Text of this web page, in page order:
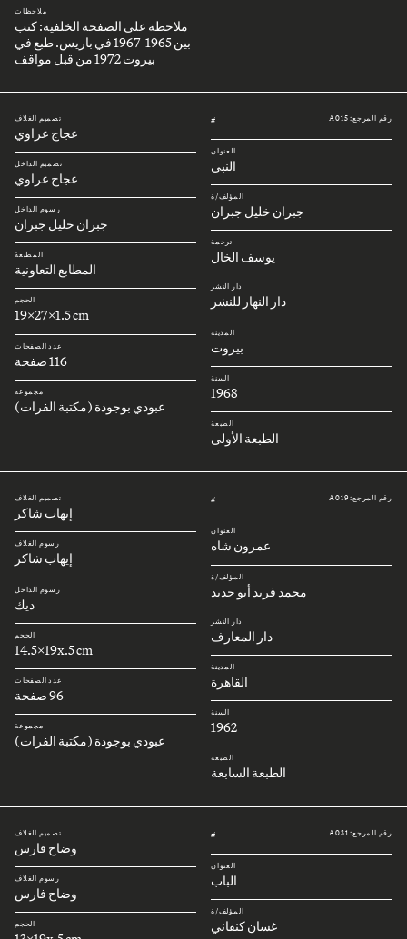
ملاحظات
ملاحظة على الصفحة الخلفية: كتب
بين 1965-1967 في باريس. طبع في
بيروت 1972 من قبل مواقف
رقم المرجع: A015 #
العنوان
النبي
المؤلف/ة
جبران خليل جبران
ترجمة
يوسف الخال
دار النشر
دار النهار للنشر
المدينة
بيروت
السنة
1968
الطبعة
الطبعة الأولى
تصميم الغلاف
عجاج عراوي
تصميم الداخل
عجاج عراوي
رسوم الداخل
جبران خليل جبران
المطبعة
المطابع التعاونية
الحجم
19x27x1.5 cm
عدد الصفحات
116 صفحة
مجموعة
عبودي بوجودة (مكتبة الفرات)
رقم المرجع: A019 #
العنوان
عمرون شاه
المؤلف/ة
محمد فريد أبو حديد
دار النشر
دار المعارف
المدينة
القاهرة
السنة
1962
الطبعة
الطبعة السابعة
تصميم الغلاف
إيهاب شاكر
رسوم الغلاف
إيهاب شاكر
رسوم الداخل
ديك
الحجم
14.5x19x.5 cm
عدد الصفحات
96 صفحة
مجموعة
عبودي بوجودة (مكتبة الفرات)
رقم المرجع: A031 #
العنوان
الباب
المؤلف/ة
غسان كنفاني
تصميم الغلاف
وضاح فارس
رسوم الغلاف
وضاح فارس
الحجم